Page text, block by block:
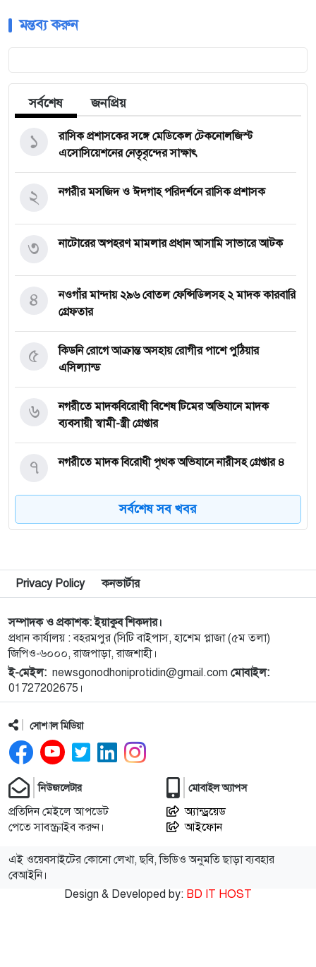
মন্তব্য করুন
সর্বশেষ জনপ্রিয়
রাসিক প্রশাসকের সঙ্গে মেডিকেল টেকনোলজিস্ট
এসোসিয়েশনের নেতৃবৃন্দের সাক্ষাৎ
১
নগরীর মসজিদ ও ঈদগাহ পরিদর্শনে রাসিক প্রশাসক
২
নাটোরের অপহরণ মামলার প্রধান আসামি সাভারে আটক
৩
নওগাঁর মান্দায় ২৯৬ বোতল ফেন্সিডিলসহ ২ মাদক কারবারি
গ্রেফতার
৪
কিডনি রোগে আক্রান্ত অসহায় রোগীর পাশে পুঠিয়ার
এসিল্যান্ড
৫
নগরীতে মাদকবিরোধী বিশেষ টিমের অভিযানে মাদক
ব্যবসায়ী স্বামী-স্ত্রী গ্রেপ্তার
৬
নগরীতে মাদক বিরোধী পৃথক অভিযানে নারীসহ গ্রেপ্তার ৪
৭
নগরীতে মাসব্যাপী বৃক্ষরোপণ ও চারা বিতরণ কর্মসূচির
উদ্বোধন
৮
থাইল্যান্ডে স্কুলে গুলিতে নিহত ৪, আহত ১৫ শিক্ষার্থী
৯
গণমাধ্যম শক্তিশালী হলেই গণতন্ত্র শক্তিশালী হবে: মির্জা
ফখরুল
১০
পুরো উপসাগরীয় অঞ্চলকে ‘অন্ধকারে ডুবিয়ে’ দেওয়ার
হুমকি ইরানের
১১
বিটিভির নতুন মহাপরিচালক কাজী জেসিন
১২
জাতীয় স্টেডিয়ামের ক্রীড়া পরিবেশ ফেরানোর অঙ্গীকার
১৩
মিছিল ক্যানভাস ছবি উপহার
সবাইকে ছাড়িয়ে শীর্ষে শাহরুখ খান
সর্বশেষ সব খবর
Privacy Policy কনভার্টার
সম্পাদক ও প্রকাশক: ইয়াকুব শিকদার।
প্রধান কার্যালয় : বহরমপুর (সিটি বাইপাস, হাশেম প্লাজা (৫ম তলা)
জিপিও-৬০০০, রাজপাড়া, রাজশাহী।
ই-মেইল: newsgonodhoniprotidin@gmail.com মোবাইল:
01727202675।
সোশ্যাল মিডিয়া
নিউজলেটার
প্রতিদিন মেইলে আপডেট
পেতে সাবস্ক্রাইব করুন।
মোবাইল অ্যাপস
অ্যান্ড্রয়েড
আইফোন
এই ওয়েবসাইটের কোনো লেখা, ছবি, ভিডিও অনুমতি ছাড়া ব্যবহার
বেআইনি।
Design & Developed by: BD IT HOST